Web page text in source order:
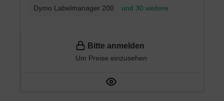
Dymo Labelmanager 200
und 30 weitere
Bitte anmelden
Um Preise einzusehen